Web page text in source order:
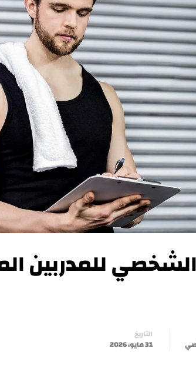
للمدربين
التاريخ
31 مايو، 2026